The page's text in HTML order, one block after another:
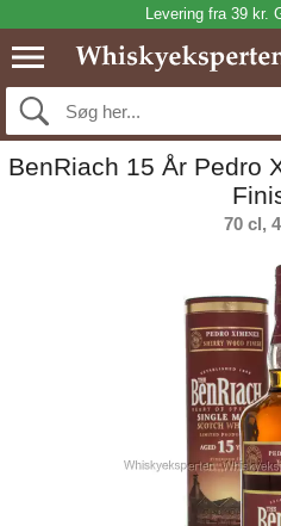
Levering fra 39 kr.
BenRiach 15 År Pedro
70 cl,